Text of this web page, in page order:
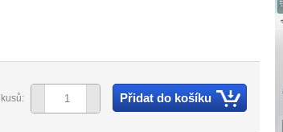
Přidat do košíku